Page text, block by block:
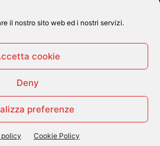
il nostro sito web ed i nostri servizi.
cookie
Deny
preferenze
Cookie Policy
Italia Notizie .online |
Economia
ItaliaNotizie Tv